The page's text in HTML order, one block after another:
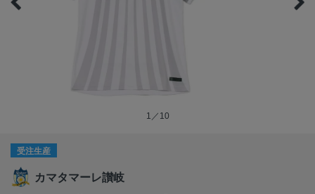
1／10
受注生産
カマタマーレ讃岐